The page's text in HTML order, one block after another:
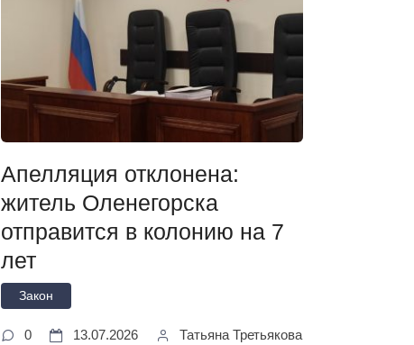
Апелляция отклонена:
житель Оленегорска
отправится в колонию на 7
лет
Закон
0 13.07.2026 Татьяна Третьякова